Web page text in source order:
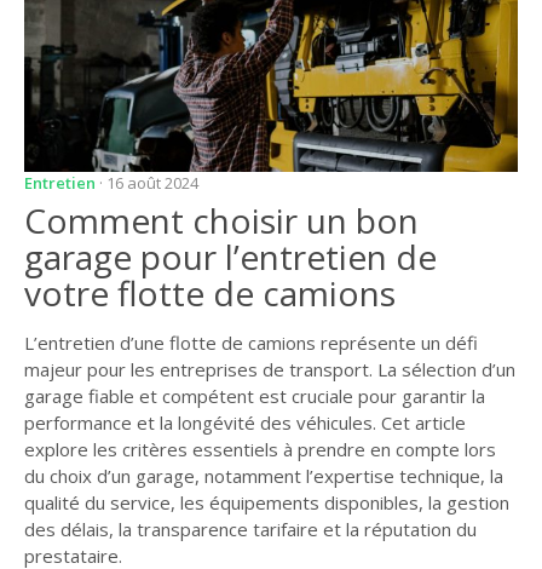
Entretien · 16 août 2024
Comment choisir un bon
garage pour l’entretien de
votre flotte de camions
L’entretien d’une flotte de camions représente un défi
majeur pour les entreprises de transport. La sélection d’un
garage fiable et compétent est cruciale pour garantir la
performance et la longévité des véhicules. Cet article
explore les critères essentiels à prendre en compte lors
du choix d’un garage, notamment l’expertise technique, la
qualité du service, les équipements disponibles, la gestion
des délais, la transparence tarifaire et la réputation du
prestataire.